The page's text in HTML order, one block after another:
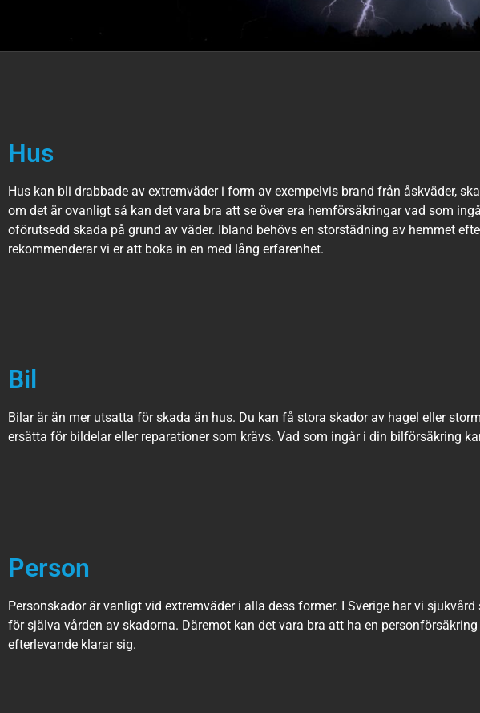
Hus
Hus kan bli drabbade av extremväder i form av exempelvis brand från åskväder,
om det är ovanligt så kan det vara bra att se över era hemförsäkringar vad som
oförutsedd skada på grund av väder. Ibland behövs en storstädning av hemmet
rekommenderar vi er att boka in en med lång erfarenhet.
Bil
Bilar är än mer utsatta för skada än hus. Du kan få stora skador av hagel eller
ersätta för bildelar eller reparationer som krävs. Vad som ingår i din bilförsäkring
Person
Personskador är vanligt vid extremväder i alla dess former. I Sverige har vi
för själva vården av skadorna. Däremot kan det vara bra att ha en
efterlevande klarar sig.